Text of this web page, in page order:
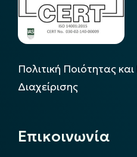
Πολιτική Ποιότητας
Διαχείρισης
Επικοινωνία